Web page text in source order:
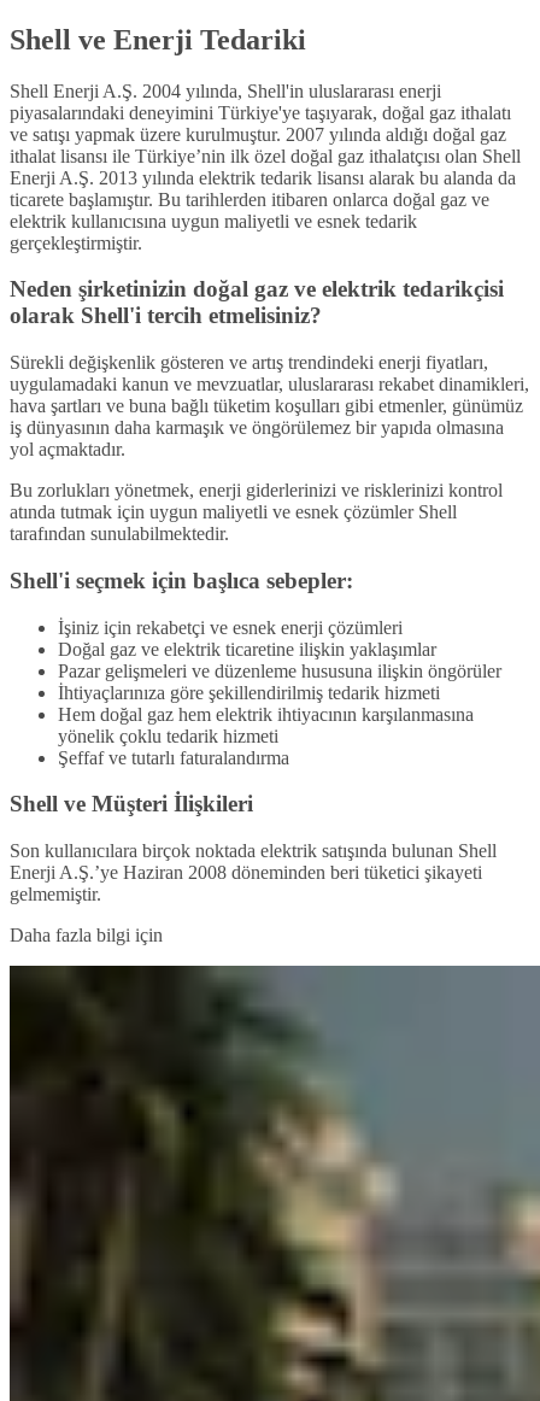
Shell ve Enerji Tedariki
Shell Enerji A.Ş. 2004 yılında, Shell'in uluslararası enerji
piyasalarındaki deneyimini Türkiye'ye taşıyarak, doğal gaz ithalatı
ve satışı yapmak üzere kurulmuştur. 2007 yılında aldığı doğal gaz
ithalat lisansı ile Türkiye’nin ilk özel doğal gaz ithalatçısı olan Shell
Enerji A.Ş. 2013 yılında elektrik tedarik lisansı alarak bu alanda da
ticarete başlamıştır. Bu tarihlerden itibaren onlarca doğal gaz ve
elektrik kullanıcısına uygun maliyetli ve esnek tedarik
gerçekleştirmiştir.
Neden şirketinizin doğal gaz ve elektrik tedarikçisi
olarak Shell'i tercih etmelisiniz?
Sürekli değişkenlik gösteren ve artış trendindeki enerji fiyatları,
uygulamadaki kanun ve mevzuatlar, uluslararası rekabet dinamikleri,
hava şartları ve buna bağlı tüketim koşulları gibi etmenler, günümüz
iş dünyasının daha karmaşık ve öngörülemez bir yapıda olmasına
yol açmaktadır.
Bu zorlukları yönetmek, enerji giderlerinizi ve risklerinizi kontrol
atında tutmak için uygun maliyetli ve esnek çözümler Shell
tarafından sunulabilmektedir.
Shell'i seçmek için başlıca sebepler:
İşiniz için rekabetçi ve esnek enerji çözümleri
Doğal gaz ve elektrik ticaretine ilişkin yaklaşımlar
Pazar gelişmeleri ve düzenleme hususuna ilişkin öngörüler
İhtiyaçlarınıza göre şekillendirilmiş tedarik hizmeti
Hem doğal gaz hem elektrik ihtiyacının karşılanmasına
yönelik çoklu tedarik hizmeti
Şeffaf ve tutarlı faturalandırma
Shell ve Müşteri İlişkileri
Son kullanıcılara birçok noktada elektrik satışında bulunan Shell
Enerji A.Ş.’ye Haziran 2008 döneminden beri tüketici şikayeti
gelmemiştir.
Daha fazla bilgi için